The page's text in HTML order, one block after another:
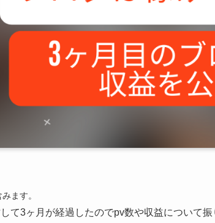
ます。
て3ヶ月が経過したのでpv数や収益について